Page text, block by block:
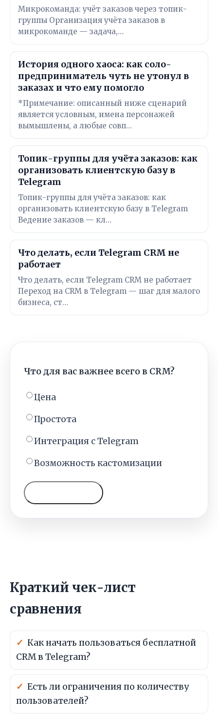
Микрокоманда: учёт заказов через топик-
группы Организация учёта заказов в
микрокоманде — задача,…
История одного хаоса: как соло-
предприниматель чуть не утонул в
заказах и что ему помогло
*Примечание: описанный ниже сценарий
является условным, имена персонажей
вымышлены, а любые совп…
Топик-группы для учёта заказов: как
организовать клиентскую базу в
Telegram
Топик-группы для учёта заказов: как
организовать клиентскую базу в Telegram
Ведение заказов — кл…
Что делать, если Telegram CRM не
работает
Что делать, если Telegram CRM не работает
Переход на CRM в Telegram — шаг для малого
бизнеса, ст…
Что для вас важнее всего в CRM?
Цена
Простота
Интеграция с Telegram
Возможность кастомизации
Краткий чек-лист
сравнения
Как начать пользоваться бесплатной
CRM в Telegram?
Есть ли ограничения по количеству
пользователей?